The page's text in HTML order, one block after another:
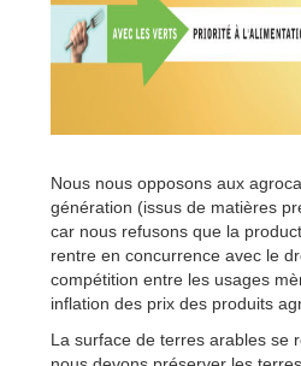
Nous nous opposons aux
génération (issus de matières
car nous refusons que la
rentre en concurrence avec le
compétition entre les usages
inflation des prix des produits
La surface de terres arables se